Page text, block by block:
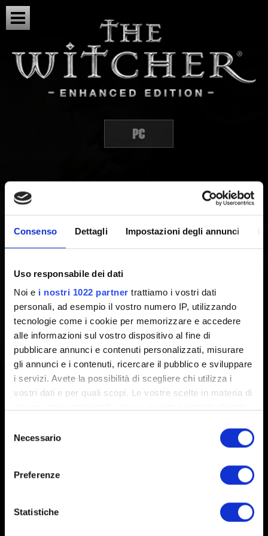
Consenso Dettagli Impostazioni degli annunci
Uso responsabile dei dati
Noi e i nostri 1022 partner trattiamo i vostri dati
personali, ad esempio il vostro numero IP, utilizzando
tecnologie come i cookie per memorizzare e accedere
alle informazioni sul vostro dispositivo al fine di
pubblicare annunci e contenuti personalizzati, misurare
gli annunci e i contenuti, ricercare il pubblico e sviluppare
i servizi. Avete la possibilità di scegliere chi utilizza i
vostri dati e per quali scopi. Le vostre scelte in materia di
modificare o revocare il proprio consenso in qualsiasi
momento dalla Dichiarazione sui cookie o facendo clic
raccogliere informazioni sulla tua posizione
geografica, con un'approssimazione di qualche
delNecessario
Preferenze
Statistiche
DINAMICHE DI GIOCO
Progressione missioni
Non riesco a procedere in una missione o a
completarla